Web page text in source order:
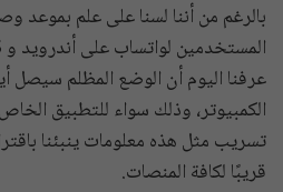
بالرغم من أننا لسنا على علم بموعد
عرفنا اليوم أن الوضع المظلم سيصل
الكمبيوتر، وذلك سواء للتطبيق
تسريب مثل هذه معلومات ينبئنا
قريبًا لكافة المنصات.